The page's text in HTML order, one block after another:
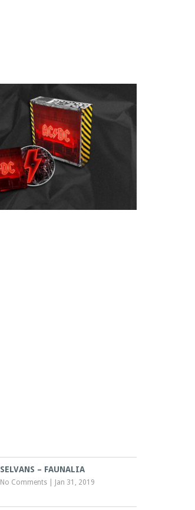
SELVANS – FAUNALIA
No Comments Jan 31, 2019